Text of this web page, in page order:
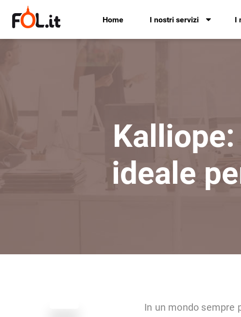
Home I nostri servizi I
ideale
In un mondo sempre